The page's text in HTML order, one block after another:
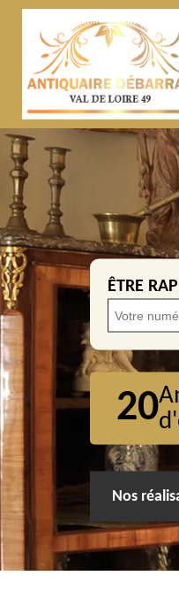
ÊTRE
20
Nos